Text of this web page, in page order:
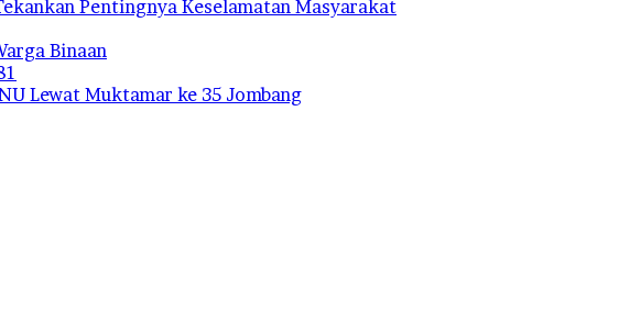
Pentingnya Keselamatan Masyarakat
Binaan
Lewat Muktamar ke 35 Jombang